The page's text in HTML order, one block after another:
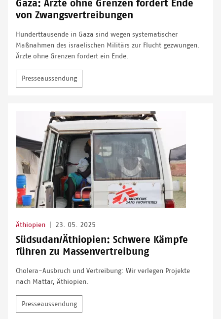
Gaza: Ärzte ohne Grenzen fordert Ende
von Zwangsvertreibungen
Hunderttausende in Gaza sind wegen systematischer
Maßnahmen des israelischen Militärs zur Flucht gezwungen.
Ärzte ohne Grenzen fordert ein Ende.
Presseaussendung
Äthiopien 23. 05. 2025
Südsudan/Äthiopien: Schwere Kämpfe
führen zu Massenvertreibung
Cholera-Ausbruch und Vertreibung: Wir verlegen Projekte
nach Mattar, Äthiopien.
Presseaussendung